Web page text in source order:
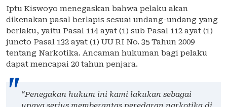
Iptu Kiswoyo menegaskan bahwa pelaku akan
dikenakan pasal berlapis sesuai undang-undang yang
berlaku, yaitu Pasal 114 ayat (1) sub Pasal 112 ayat (1)
juncto Pasal 132 ayat (1) UU RI No. 35 Tahun 2009
tentang Narkotika. Ancaman hukuman bagi pelaku
dapat mencapai 20 tahun penjara.
“Penegakan hukum ini kami lakukan sebagai